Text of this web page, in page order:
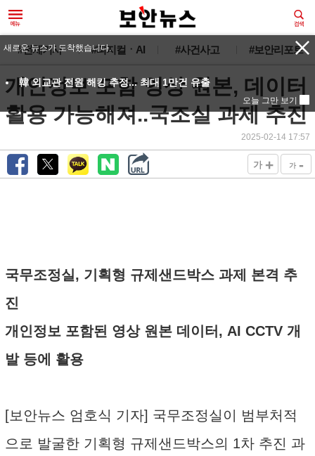
#전체기사 #피지컬ㆍAI #사건사고 #보안리포트
개인정보 포함 영상 원본, 데이터
활용 가능해져..국조실 과제 추진
2025-02-14 17:57
가 + 가 -
국무조정실, 기획형 규제샌드박스 과제 본격 추
진
개인정보 포함된 영상 원본 데이터, AI CCTV 개
발 등에 활용
[보안뉴스 엄호식 기자] 국무조정실이 범부처적
으로 발굴한 기획형 규제샌드박스의 1차 추진 과